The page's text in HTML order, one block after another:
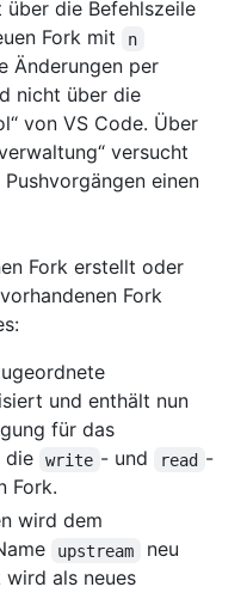
über die Befehlszeile
Fork mit
n
Änderungen per
nicht über die
von VS Code. Über
versucht
einen
Fork erstellt oder
Fork
und enthält nun
für das
die
write - und read -
Fork.
wird dem
upstream
neu
wird als neues